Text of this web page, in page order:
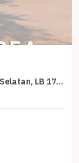
Rumah Elite di Kawasan Senopati, Jakarta Selatan, LB 172m², Harga 26 Miliar